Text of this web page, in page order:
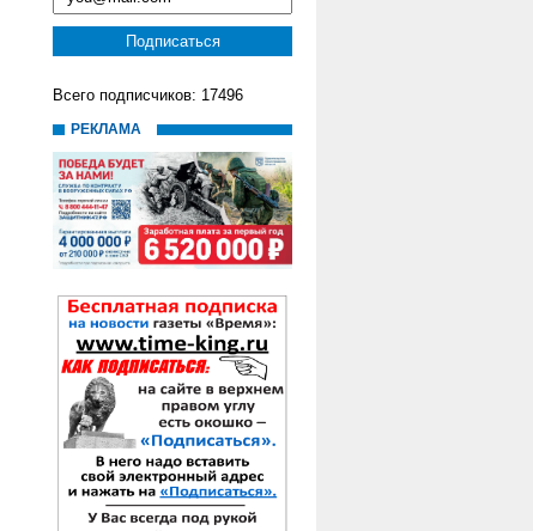
Всего подписчиков: 17496
РЕКЛАМА